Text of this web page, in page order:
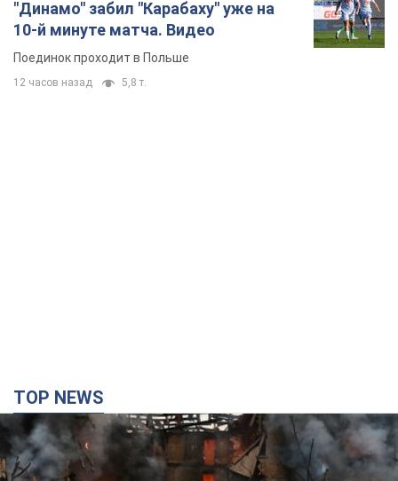
Кремль "сжигает" последние запасы
баллистики в Украине: что будет далее?